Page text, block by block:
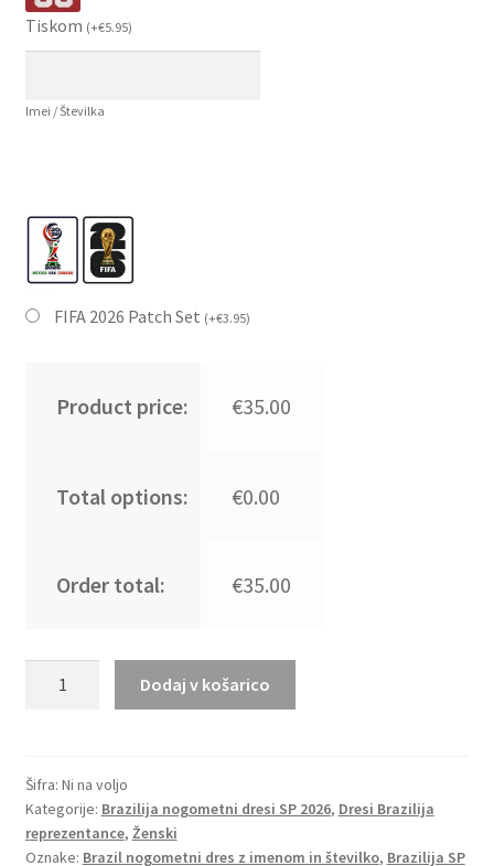
Tiskom (+€5.95)
Imei / Številka
FIFA 2026 Patch Set (+€3.95)
Product price: €35.00
Total options: €0.00
Order total: €35.00
Brazilija
SP
2026
Dodaj v košarico
Šifra: Ni na voljo
Kategorije: Brazilija nogometni dresi SP 2026, Dresi Brazilija
reprezentance, Ženski
Oznake: Brazil nogometni dres z imenom in številko, Brazilija SP